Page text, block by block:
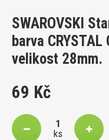
SWAROVSKI
barva CRYSTAL
velikost 28mm.
69 Kč
ks